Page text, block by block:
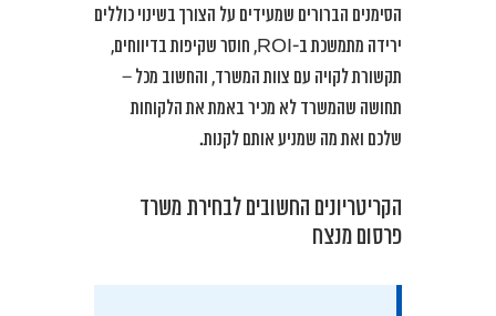
הסימנים הברורים שמעידים על הצורך בשינוי כוללים
ירידה מתמשכת ב-ROI, חוסר שקיפות בדיווחים,
תקשורת לקויה עם צוות המשרד, והחשוב מכל –
תחושה שהמשרד לא מכיר באמת את הלקוחות
שלכם ואת מה שמניע אותם לקנות.
הקריטריונים החשובים לבחירת משרד
פרסום מנצח